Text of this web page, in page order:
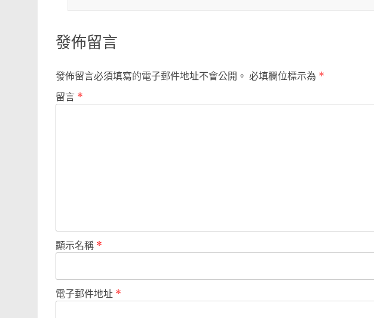
發佈留言
發佈留言必須填寫的電子郵件地址不會公開。 必填欄位標示為 *
留言 *
顯示名稱 *
電子郵件地址 *